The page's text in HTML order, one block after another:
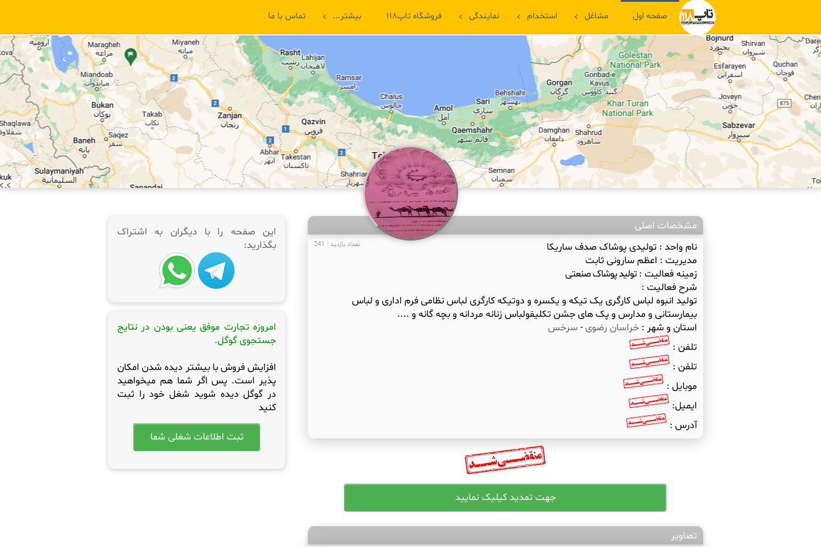
صفحه اول مشاغل استخدام نمایندگی فروشگاه تاپ۱۱۸ بیشتر... تماس با ما
مشخصات اصلی
تعداد بازدید : 241 نام واحد :تولیدی پوشاک صدف ساریکا
مدیریت : اعظم سارونی ثابت
زمینه فعالیت :تولید پوشاک صنعتی
شرح فعالیت :
تولید انبوه لباس کارگری یک تیکه و یکسره و دوتیکه کارگری لباس نظامی فرم اداری و لباس
بیمارستانی و مدارس و پک های جشن تکلیفولباس زنانه مردانه و بچه گانه و ....
استان و شهر :خراسان رضوی- سرخس
تلفن :
تلفن :
موبایل :
ایمیل:
آدرس :
تصاویر
این صفحه را با دیگران به اشتراک
بگذارید:
امروزه تجارت موفق یعنی بودن در نتایج
جستجوی گوگل.
افزایش فروش با بیشتر دیده شدن امکان
پذیر است. پس اگر شما هم میخواهید
در گوگل دیده شوید شغل خود را ثبت
کنید